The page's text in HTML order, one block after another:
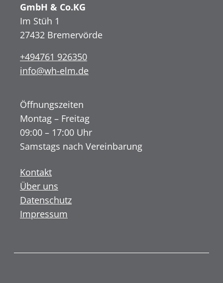
GmbH & Co.KG
Im Stüh 1
27432 Bremervörde
+494761 926350
info@wh-elm.de
Öffnungszeiten
Montag – Freitag
09:00 – 17:00 Uhr
Samstags nach Vereinbarung
Kontakt
Über uns
Datenschutz
Impressum